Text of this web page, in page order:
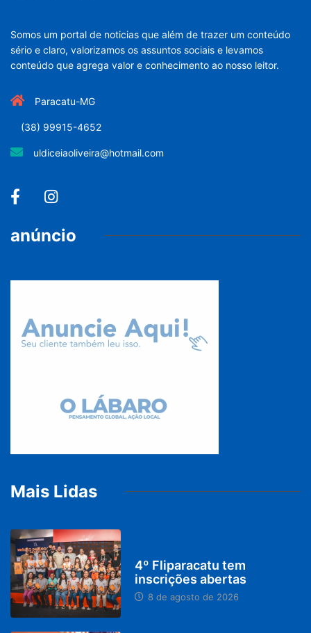
Somos um portal de noticias que além de trazer um conteúdo
sério e claro, valorizamos os assuntos sociais e levamos
conteúdo que agrega valor e conhecimento ao nosso leitor.
Paracatu-MG
(38) 99915-4652
uldiceiaoliveira@hotmail.com
anúncio
Mais Lidas
4º Fliparacatu tem
inscrições abertas
8 de agosto de 2026